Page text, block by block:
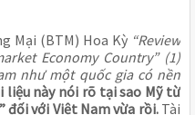
Mại (BTM) Hoa Kỳ “Review
Economy Country” (1)
như một quốc gia có nền
liệu này nói rõ tại sao Mỹ từ
đối với Việt Nam vừa rồi.Tài